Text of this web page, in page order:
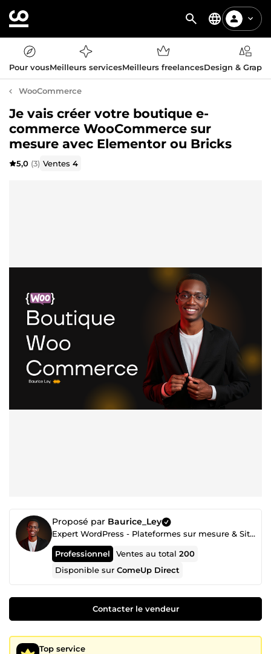
Pour vousMeilleurs servicesMeilleurs freelancesDesign &
WooCommerce
Je vais créer votre boutique e-
commerce WooCommerce sur
mesure avec Elementor ou Bricks
5,0 (3) Ventes4
Proposé par Baurice_Ley
Expert WordPress - Plateformes sur mesure & Sites haute performance
Professionnel Ventes au total200
Disponible surComeUp Direct
Contacter le vendeur
Top service